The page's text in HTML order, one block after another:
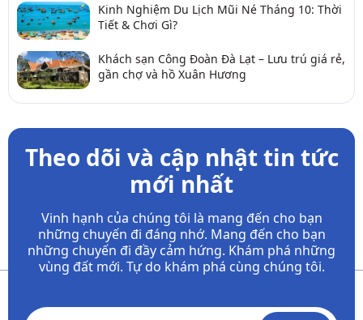
Kinh Nghiệm Du Lịch Mũi Né Tháng 10: Thời
Tiết & Chơi Gì?
Khách sạn Công Đoàn Đà Lạt – Lưu trú giá rẻ,
gần chợ và hồ Xuân Hương
Theo dõi và cập nhật tin tức
mới nhất
Vinh hạnh của chúng tôi là mang đến cho bạn
những chuyến đi đáng nhớ. Mang đến cho bạn
những chuyến đi đầy cảm hứng. Khám phá những
vùng đất mới. Tự do khám phá cùng chúng tôi.